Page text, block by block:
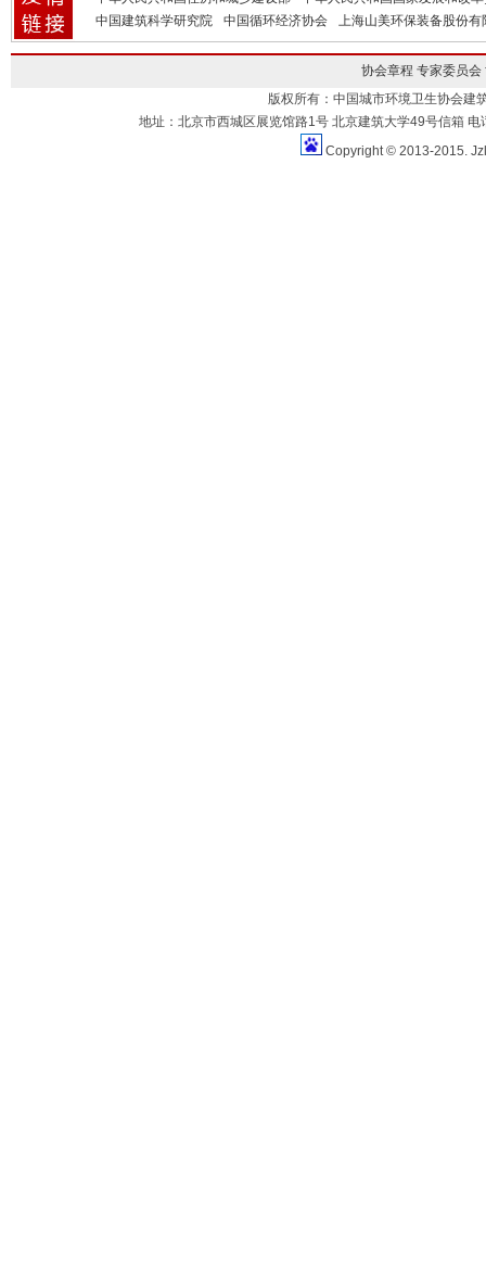
中国建筑科学研究院
中国循环经济协会 上海山美环保装备股份有
协会章程 专家委员会
版权所有：中国城市环境卫生协会建
地址：北京市西城区展览馆路1号 北京建筑大学49号信箱
Copyright © 2013-2015.